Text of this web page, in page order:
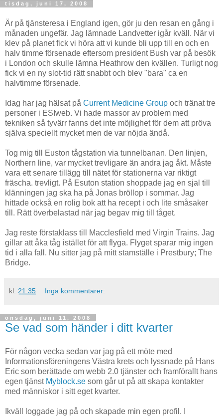
tisdag, juni 17, 2008
Är på tjänsteresa i England igen, gör ju den resan en gång i
månaden ungefär. Jag lämnade Landvetter igår kväll. När vi
klev på planet fick vi höra att vi kunde bli upp till en och en
halv timme försenade eftersom president Bush var på besök
i London och skulle lämna Heathrow den kvällen. Turligt nog
fick vi en ny slot-tid rätt snabbt och blev "bara" ca en
halvtimme försenade.
Idag har jag hälsat på Current Medicine Group och tränat tre
personer i ESIweb. Vi hade massor av problem med
tekniken så tyvärr fanns det inte möjlighet för dem att pröva
själva speciellt mycket men de var nöjda ändå.
Tog mig till Euston tågstation via tunnelbanan. Den linjen,
Northern line, var mycket trevligare än andra jag åkt. Måste
vara ett senare tillägg till nätet för stationerna var riktigt
fräscha. trevligt. På Esuton station shoppade jag en sjal till
klänningen jag ska ha på Jonas bröllop i sommar. Jag
hittade också en rolig bok att ha recept i och lite småsaker
till. Rätt överbelastad när jag begav mig till tåget.
Jag reste förstaklass till Macclesfield med Virgin Trains. Jag
gillar att åka tåg istället för att flyga. Flyget sparar mig ingen
tid i alla fall. Nu sitter jag på mitt stamställe i Prestbury; The
Bridge.
kl. 21:35 Inga kommentarer:
onsdag, juni 11, 2008
Se vad som händer i ditt kvarter
För någon vecka sedan var jag på ett möte med
Informationsföreningens Västra krets och lyssnade på Hans
Eric som berättade om webb 2.0 tjänster och framförallt hans
egen tjänst Myblock.se som går ut på att skapa kontakter
med människor i sitt eget kvarter.
Ikväll loggade jag på och skapade min egen profil. I